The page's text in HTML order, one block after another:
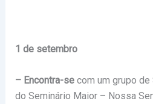
1 de setembro
– Encontra-secom um grupo de
do Seminário Maior – Nossa